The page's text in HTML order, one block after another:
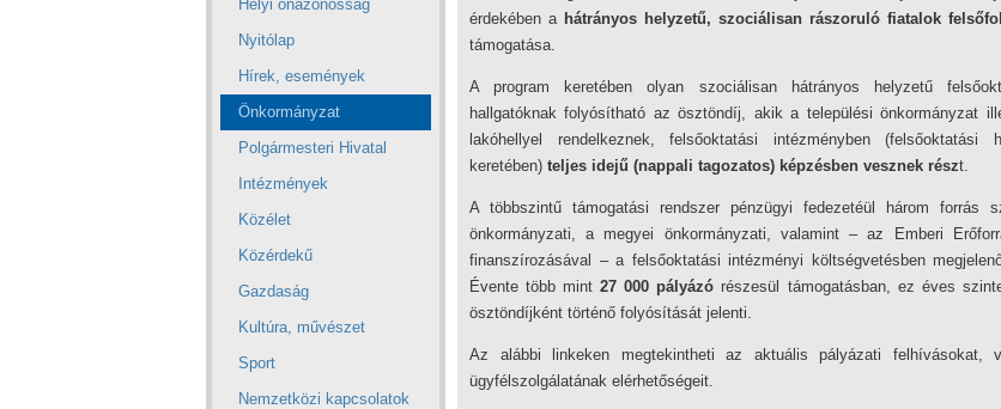
Helyi önazonosság
Nyitólap
Hírek, események
Önkormányzat
Polgármesteri Hivatal
Intézmények
Közélet
Közérdekű
Gazdaság
Kultúra, művészet
Sport
Nemzetközi kapcsolatok
érdekében a hátrányos helyzetű, szociálisan rászoruló fiatalok
támogatása.
A program keretében olyan szociálisan hátrányos helyzetű
hallgatóknak folyósítható az ösztöndíj, akik a települési önkormányzat
lakóhellyel rendelkeznek, felsőoktatási intézményben (felsőoktatási
keretében) teljes idejű (nappali tagozatos) képzésben vesznek részt.
A többszintű támogatási rendszer pénzügyi fedezetéül három forrás
önkormányzati, a megyei önkormányzati, valamint – az Emberi
finanszírozásával – a felsőoktatási intézményi költségvetésben
Évente több mint27 000 pályázó részesül támogatásban, ez éves
ösztöndíjként történő folyósítását jelenti.
Az alábbi linkeken megtekintheti az aktuális pályázati felhívásokat,
ügyfélszolgálatának elérhetőségeit.